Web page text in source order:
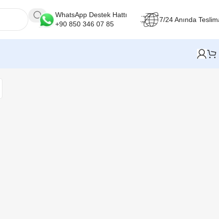
WhatsApp Destek Hattı
+90 850 346 07 85
7/24 Anında